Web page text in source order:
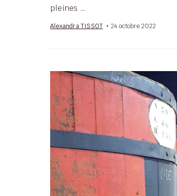
pleines …
Alexandra TISSOT 24 octobre 2022